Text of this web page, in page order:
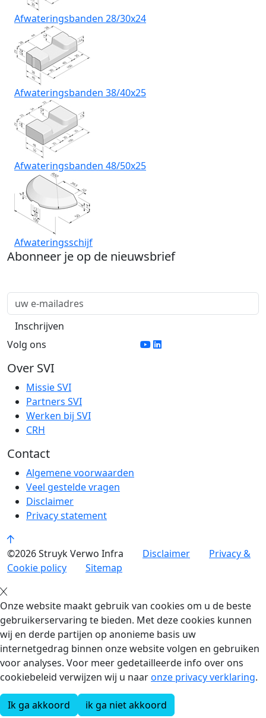
Afwateringsbanden 28/30x24
Afwateringsbanden 38/40x25
Afwateringsbanden 48/50x25
Afwateringsschijf
Abonneer je op de nieuwsbrief
Volg ons
Over SVI
Missie SVI
Partners SVI
Werken bij SVI
CRH
Contact
Algemene voorwaarden
Veel gestelde vragen
Disclaimer
Privacy statement
©2026 Struyk Verwo Infra Disclaimer
Privacy &
Cookie policy
Sitemap
Onze website maakt gebruik van cookies om u de beste
gebruikerservaring te bieden. Met deze cookies kunnen
wij en derde partijen op anonieme basis uw
internetgedrag binnen onze website volgen en gebruiken
voor analyses. Voor meer gedetailleerde info over ons
cookiebeleid verwijzen wij u naaronze privacy verklaring.
Ik ga akkoord ik ga niet akkoord